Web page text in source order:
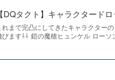
【DQタクト】キャラクタード
れまで完凸にしてきたキャラクター
びます⇩⇩ 鎧の魔槍ヒュンケル ロー